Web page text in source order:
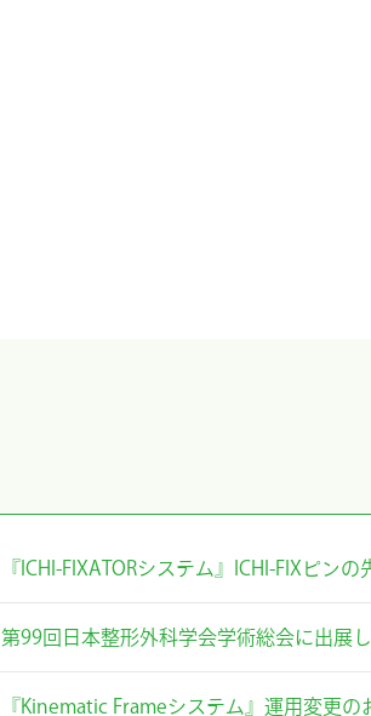
『ICHI-FIXATORシステム』ICHI-FIXピン
第99回日本整形外科学会学術総会に出展
『Kinematic Frameシステム』運用変更の